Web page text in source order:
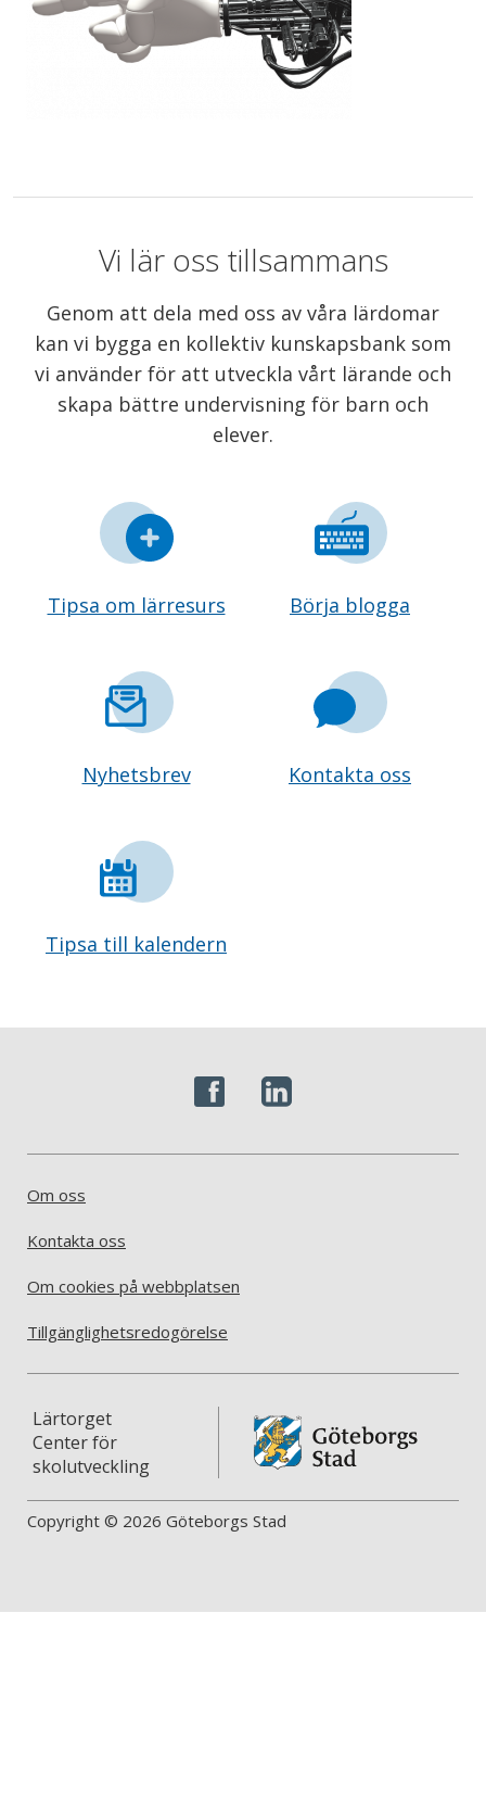
Vi lär oss tillsammans
Genom att dela med oss av våra lärdomar
kan vi bygga en kollektiv kunskapsbank som
vi använder för att utveckla vårt lärande och
skapa bättre undervisning för barn och
elever.
Tipsa om lärresurs Börja blogga
Nyhetsbrev Kontakta oss
Tipsa till kalendern
Om oss
Kontakta oss
Om cookies på webbplatsen
Tillgänglighetsredogörelse
Lärtorget
Center för
skolutveckling
Copyright © 2026 Göteborgs Stad